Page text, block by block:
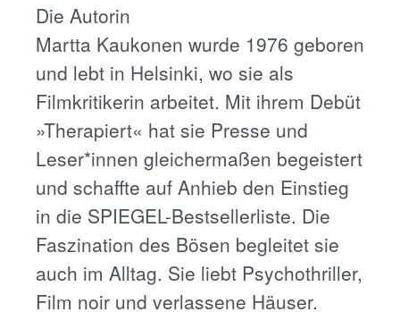
Die Autorin
Martta Kaukonen wurde 1976 geboren
und lebt in Helsinki, wo sie als
Filmkritikerin arbeitet. Mit ihrem Debüt
»Therapiert« hat sie Presse und
Leser*innen gleichermaßen begeistert
und schaffte auf Anhieb den Einstieg
in die SPIEGEL-Bestsellerliste. Die
Faszination des Bösen begleitet sie
auch im Alltag. Sie liebt Psychothriller,
Film noir und verlassene Häuser.